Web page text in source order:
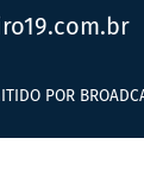
POR